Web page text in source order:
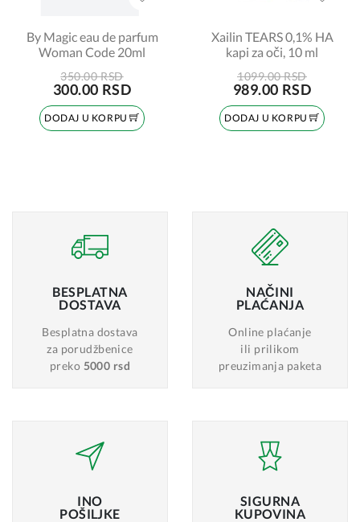
By Magic eau de parfum
Woman Code 20ml
350.00 RSD
300.00 RSD
DODAJ U KORPU
Xailin TEARS 0,1% HA
kapi za oči, 10 ml
1099.00 RSD
989.00 RSD
DODAJ U KORPU
BESPLATNA
DOSTAVA
Besplatna dostava
za porudžbenice
preko 5000 rsd
NAČINI
PLAĆANJA
Online plaćanje
ili prilikom
preuzimanja paketa
INO
POŠILJKE
SIGURNA
KUPOVINA